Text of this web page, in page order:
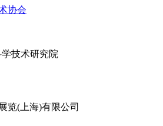
协会
技术研究院
览(上海)有限公司